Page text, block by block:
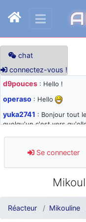
chat
connectez-vous !
d9pouces : Hello !
operaso : Hello
yuka2741 : Bonjour tout
quelqu'un c'est vers
d9pouces: désolé pour
jours : je teste des
: Super, la
d9pouces
: je suis un
comprendre
Se connecter
Réacteur Mikouline